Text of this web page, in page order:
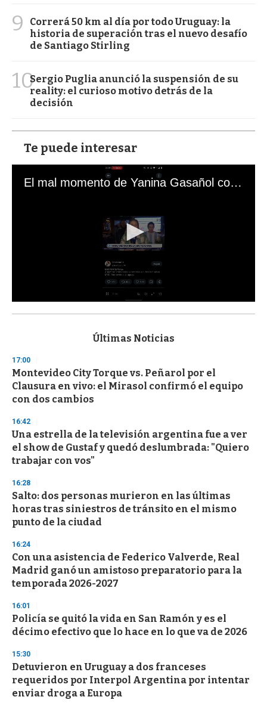
9
Correrá 50 km al día por todo Uruguay: la
historia de superación tras el nuevo desafío
de Santiago Stirling
10Sergio Puglia anunció la suspensión de su
reality: el curioso motivo detrás de la
decisión
Te puede interesar
El mal momento de Yanina Gasañol con un hincha argentino en "Subrayado"
s
d
s
o
f
3
s
e
c
o
n
Últimas Noticias
17:00
Montevideo City Torque vs. Peñarol por el
Clausura en vivo: el Mirasol confirmó el equipo
con dos cambios
16:42
Una estrella de la televisión argentina fue a ver
el show de Gustaf y quedó deslumbrada: "Quiero
trabajar con vos"
16:28
Salto: dos personas murieron en las últimas
horas tras siniestros de tránsito en el mismo
punto de la ciudad
16:24
Con una asistencia de Federico Valverde, Real
Madrid ganó un amistoso preparatorio para la
temporada 2026-2027
16:01
Policía se quitó la vida en San Ramón y es el
décimo efectivo que lo hace en lo que va de 2026
15:30
Detuvieron en Uruguay a dos franceses
requeridos por Interpol Argentina por intentar
enviar droga a Europa